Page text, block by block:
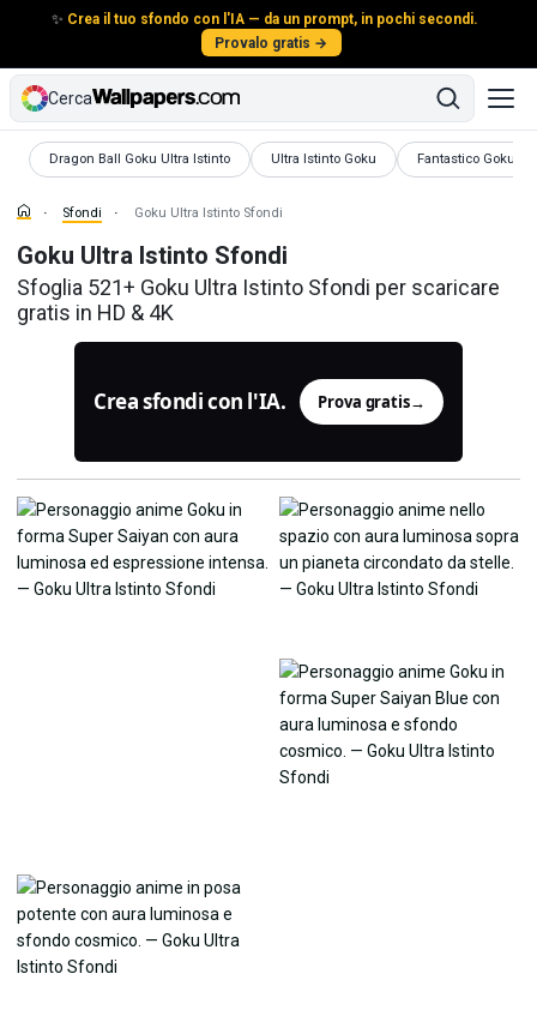
✨ Crea il tuo sfondo con l'IA — da un prompt, in pochi secondi.
Provalo gratis →
Cerca
Dragon Ball Goku Ultra Istinto
Sfondi Ultra Istinto Goku
Sfondi Fantastico Goku
Sfondi
Sfondi Goku Ultra Istinto Sfondi
Goku Ultra Istinto Sfondi
Sfoglia 521+ Goku Ultra Istinto Sfondi per scaricare
gratis in HD & 4K
Crea sfondi con l'IA. Prova gratis→